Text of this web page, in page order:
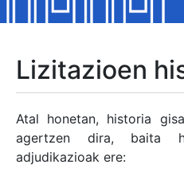
Erakutsi/Ezkutatu
Erakutsi/Ezkutatu
Lizitazioen
Atal honetan, historia
agertzen dira, baita
adjudikazioak ere: